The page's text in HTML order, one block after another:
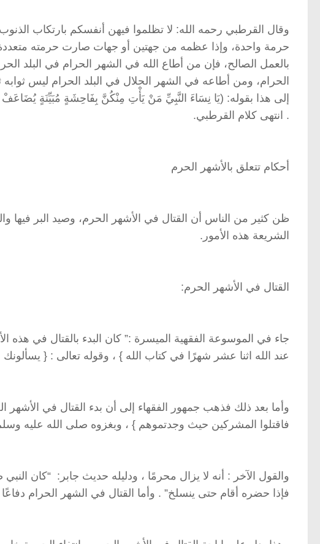
وقال القرطبي رحمه الله: لا تظلموا فيهن أنفسكم بارتكاب
حرمة واحدة، وإذا عظمه من جهتين أو جهات صارت حرمته
بالعمل الصالح، فإن من أطاع الله في الشهر الحرام في البلد
الحرام، ومن أطاعه في الشهر الحلال في البلد الحرام ليس
. انتهى كلام القرطبي.
أحكام تتعلق بالأشهر الحرم
ظن كثير من الناس أن القتال في الأشهر الحرم، وصيد البر فيها
الشريعة هذه الأمور.
القتال في الأشهر الحرم:
جاء في الموسوعة الفقهية الميسرة :” كان البدء بالقتال في
عند الله اثنا عشر شهرًا في كتاب الله ‏}‏ ‏‏، وقوله تعالى ‏:‏ ‏{‏
وأما بعد ذلك فذهب جمهور الفقهاء إلى أن بدء القتال في
فاقتلوا المشركين حيث وجدتموهم ‏}‏ ، وبغزوه صلى الله عليه
‏والقول الآخر ‏:‏ أنه لا يزال محرمًا ‏‏، ودليله حديث جابر: ‏ “كان
فإذا حضره أقام حتى ينسلخ”‏ ‏.‏ ‏وأما القتال في الشهر الحرام